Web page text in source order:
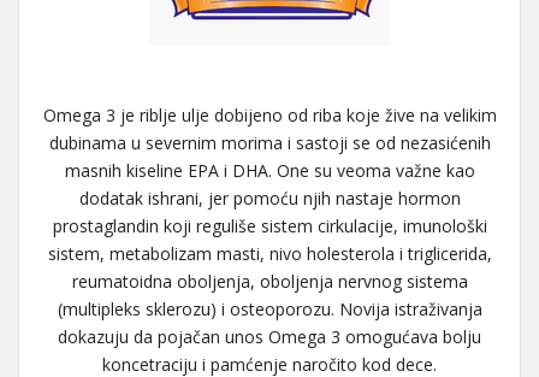
Omega 3 je riblje ulje dobijeno od riba koje žive na velikim
dubinama u severnim morima i sastoji se od nezasićenih
masnih kiseline EPA i DHA. One su veoma važne kao
dodatak ishrani, jer pomoću njih nastaje hormon
prostaglandin koji reguliše sistem cirkulacije, imunološki
sistem, metabolizam masti, nivo holesterola i triglicerida,
reumatoidna oboljenja, oboljenja nervnog sistema
(multipleks sklerozu) i osteoporozu. Novija istraživanja
dokazuju da pojačan unos Omega 3 omogućava bolju
koncetraciju i pamćenje naročito kod dece.